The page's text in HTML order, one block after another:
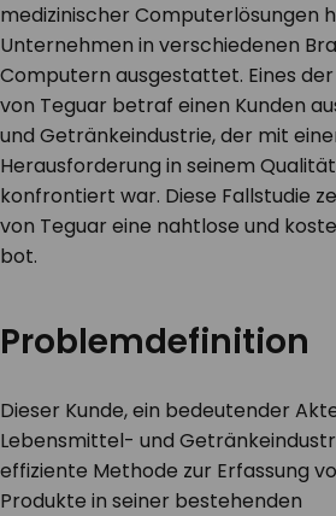
medizinischer Computerlösungen
Unternehmen in verschiedenen
Computern ausgestattet. Eines
von Teguar betraf einen Kunden
und Getränkeindustrie, der mit
Herausforderung in seinem
konfrontiert war. Diese Fallstudie
von Teguar eine nahtlose und
bot.
Problemdefinition
Dieser Kunde, ein bedeutender
Lebensmittel- und
effiziente Methode zur Erfassung
Produkte in seiner bestehenden